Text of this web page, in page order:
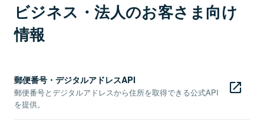
ビジネス・法人のお客さま向け
情報
郵便番号・デジタルアドレスAPI
郵便番号とデジタルアドレスから住所を取得できる公式API
を提供。